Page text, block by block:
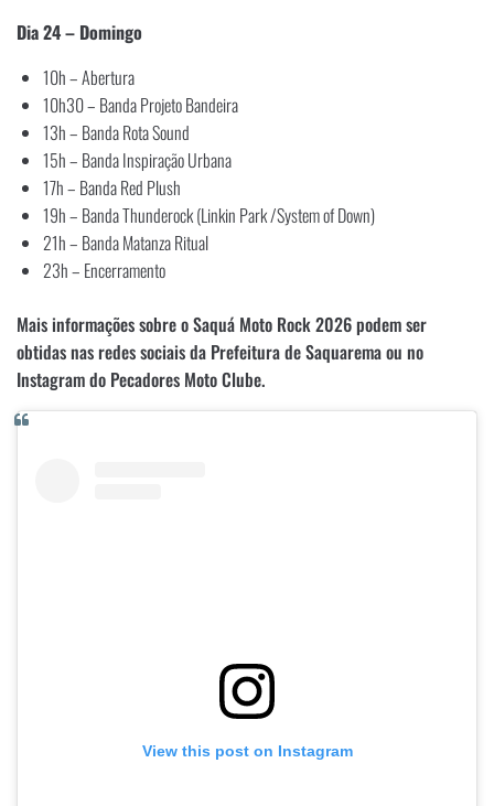
Dia 24 – Domingo
10h – Abertura
10h30 – Banda Projeto Bandeira
13h – Banda Rota Sound
15h – Banda Inspiração Urbana
17h – Banda Red Plush
19h – Banda Thunderock (Linkin Park /System of Down)
21h – Banda Matanza Ritual
23h – Encerramento
Mais informações sobre o Saquá Moto Rock 2026 podem ser
obtidas nas redes sociais da Prefeitura de Saquarema ou no
Instagram do Pecadores Moto Clube.
View this post on Instagram